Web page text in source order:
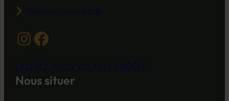
Réserver une table
Instagram Facebook
LAISSEZ-NOUS UN AVIS GOOGLE
Nous situer